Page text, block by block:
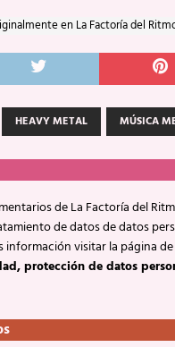
en La Factoría del
HEAVY METAL MÚSICA
de La Factoría del
de datos de datos
información visitar la página de
protección de datos